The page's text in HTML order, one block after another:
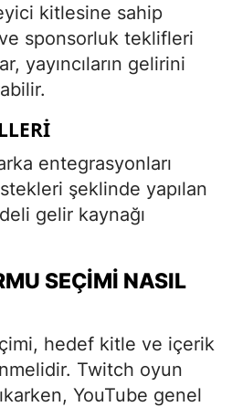
kitlesine sahip
sponsorluk teklifleri
yayıncıların gelirini
entegrasyonları
şeklinde yapılan
gelir kaynağı
SEÇIMI NASIL
hedef kitle ve içerik
Twitch oyun
YouTube genel